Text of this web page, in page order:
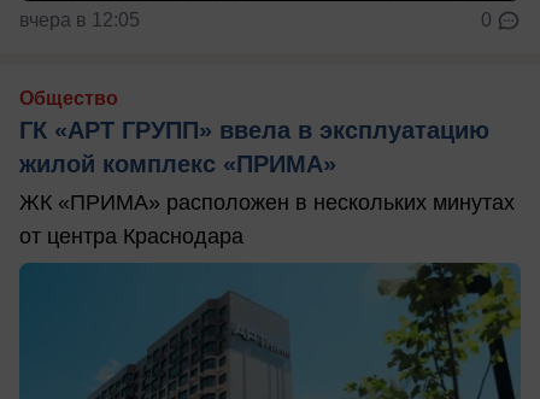
вчера в 12:05 0
Общество
ГК «АРТ ГРУПП» ввела в эксплуатацию
жилой комплекс «ПРИМА»
ЖК «ПРИМА» расположен в нескольких минутах
от центра Краснодара